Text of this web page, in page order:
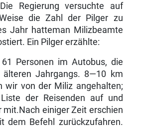
Regierung versuchte auf
die Zahl der Pilger zu
Jahr hatteman Milizbeamte
Ein Pilger erzählte:
Personen im Autobus, die
älteren Jahrgangs. 8—10 km
wir von der Miliz angehalten;
der Reisenden auf und
mit.Nach einiger Zeit erschien
dem Befehl zurückzufahren.